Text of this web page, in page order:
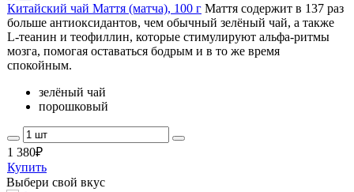
Китайский чай Маття (матча), 100 г Маття содержит в 137 раз
больше антиоксидантов, чем обычный зелёный чай, а также
L-теанин и теофиллин, которые стимулируют альфа-ритмы
мозга, помогая оставаться бодрым и в то же время
спокойным.
зелёный чай
порошковый
1 380₽
Купить
Выбери свой вкус